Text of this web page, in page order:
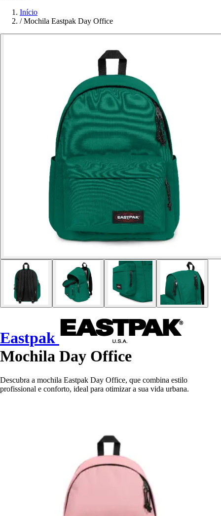
Início
/ Mochila Eastpak Day Office
Eastpak
Mochila Day Office
Descubra a mochila Eastpak Day Office, que combina estilo
profissional e conforto, ideal para otimizar a sua vida urbana.